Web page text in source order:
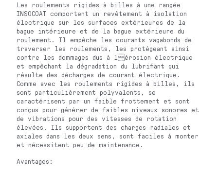
Les roulements rigides à billes à une rangée
INSOCOAT comportent un revêtement à isolation
électrique sur les surfaces extérieures de la
bague intérieure et de la bague extérieure du
roulement. Il empêche les courants vagabonds de
traverser les roulements, les protégeant ainsi
contre les dommages dus à lérosion électrique
et empêchant la dégradation du lubrifiant qui
résulte des décharges de courant électrique.
Comme avec les roulements rigides à billes, ils
sont particulièrement polyvalents, se
caractérisent par un faible frottement et sont
conçus pour générer de faibles niveaux sonores et
de vibrations pour des vitesses de rotation
élevées. Ils supportent des charges radiales et
axiales dans les deux sens, sont faciles à monter
et nécessitent peu de maintenance.
Avantages: